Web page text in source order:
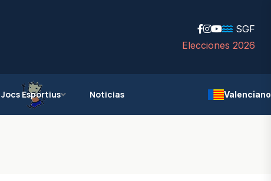
SGF
Elecciones 2026
Jocs Esportius Noticias Valenciano